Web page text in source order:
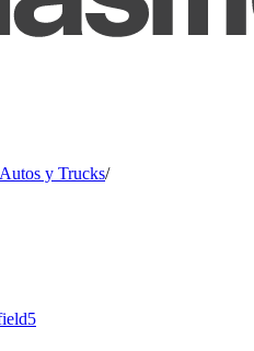
Autos y Trucks/
5